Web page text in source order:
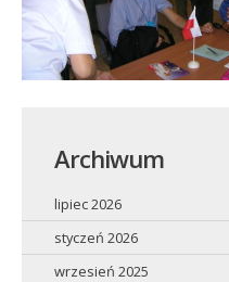
Archiwum
lipiec 2026
styczeń 2026
wrzesień 2025